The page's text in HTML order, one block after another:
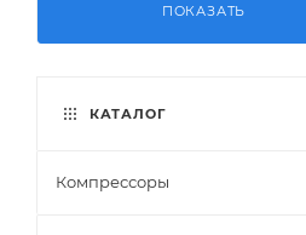
ПОКАЗАТЬ
КАТАЛОГ
Компрессоры